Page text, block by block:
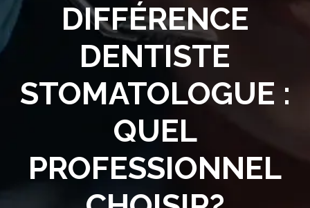
DIFFÉRENCE
DENTISTE
STOMATOLOGUE :
QUEL
PROFESSIONNEL